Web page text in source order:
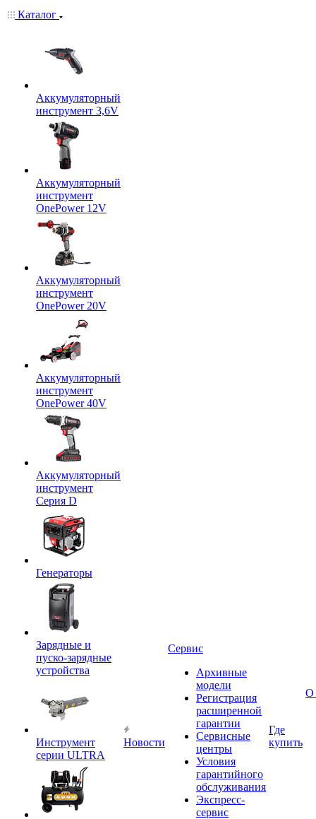
Каталог
Аккумуляторный
инструмент 3,6V
Аккумуляторный
инструмент
OnePower 12V
Аккумуляторный
инструмент
OnePower 20V
Аккумуляторный
инструмент
OnePower 40V
Аккумуляторный
инструмент
Серия D
Генераторы
Зарядные и
пуско-зарядные
устройства
Инструмент
серии ULTRA
Новости
Сервис
Архивные
модели
Регистрация
расширенной
гарантии
Сервисные
центры
Условия
гарантийного
обслуживания
Экспресс-
сервис
Где
купить
О